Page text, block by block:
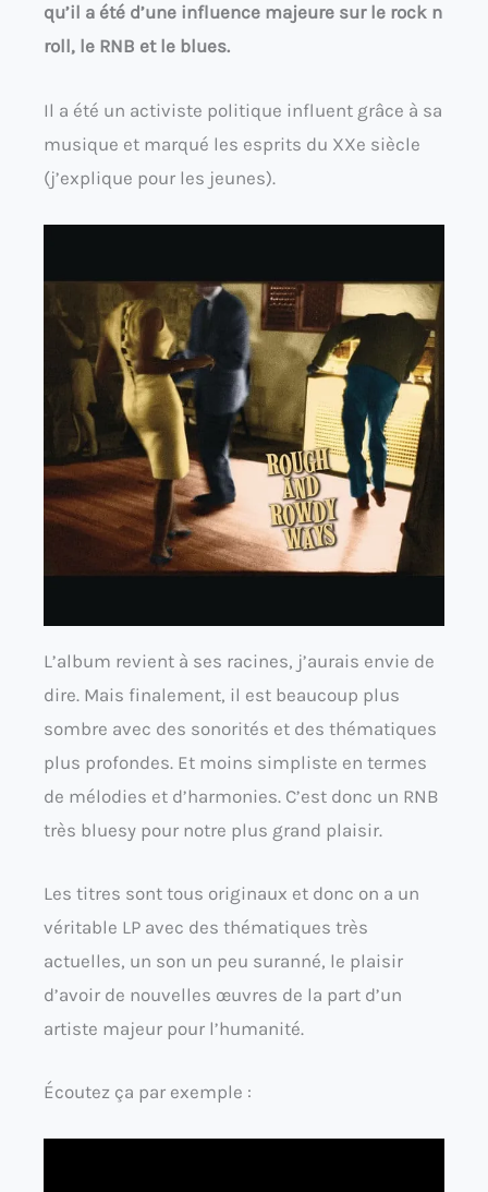
qu’il a été d’une influence majeure sur le rock n
roll, le RNB et le blues.
Il a été un activiste politique influent grâce à sa
musique et marqué les esprits du XXe siècle
(j’explique pour les jeunes).
L’album revient à ses racines, j’aurais envie de
dire. Mais finalement, il est beaucoup plus
sombre avec des sonorités et des thématiques
plus profondes. Et moins simpliste en termes
de mélodies et d’harmonies. C’est donc un RNB
très bluesy pour notre plus grand plaisir.
Les titres sont tous originaux et donc on a un
véritable LP avec des thématiques très
actuelles, un son un peu suranné, le plaisir
d’avoir de nouvelles œuvres de la part d’un
artiste majeur pour l’humanité.
Écoutez ça par exemple :